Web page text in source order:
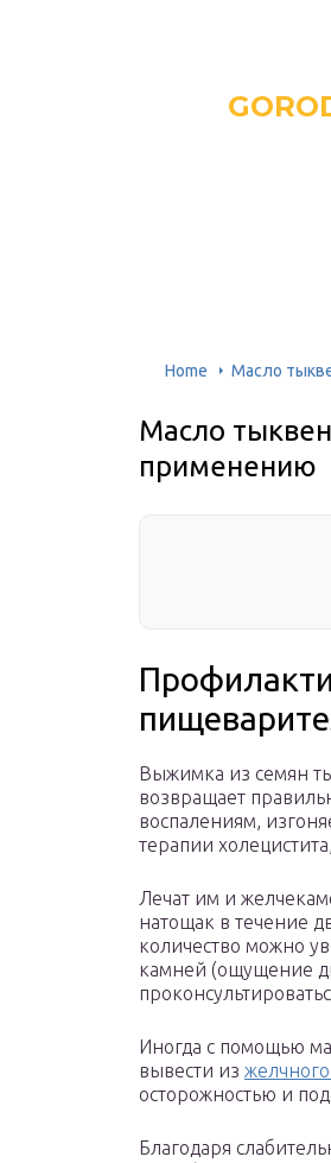
Home Масло
Масло
применению
Выжимка из семян
возвращает
воспалениям,
терапии
Лечат им и
натощак в течение
количество можно
камней (ощущение
Иногда с помощью
вывести из
осторожностью и
Благодаря